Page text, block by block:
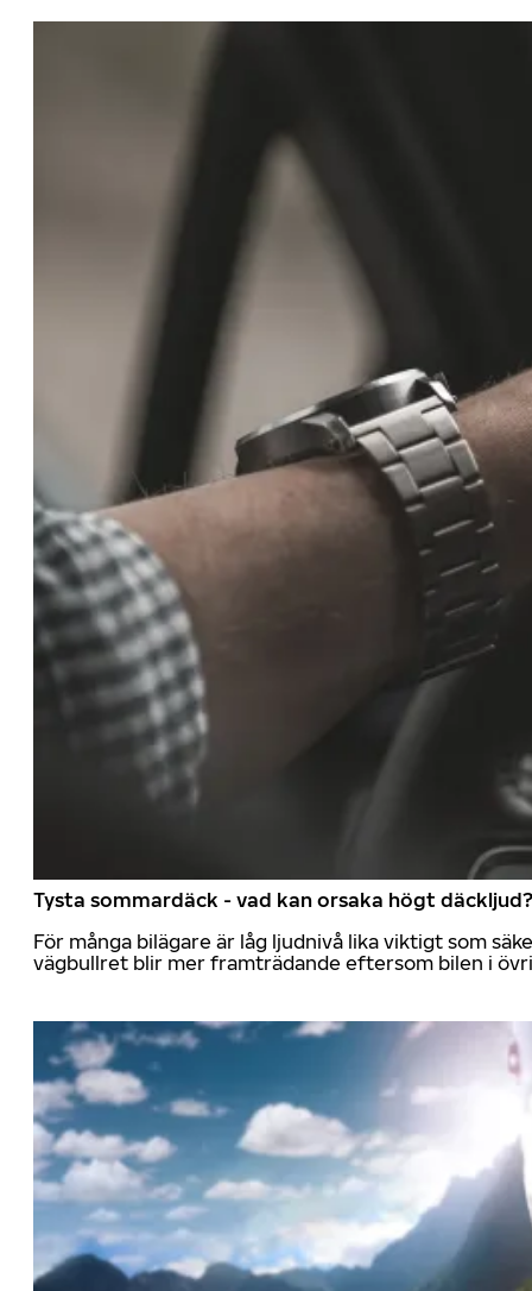
Tysta sommardäck - vad kan orsaka högt däckljud?
För många bilägare är låg ljudnivå lika viktigt som
vägbullret blir mer framträdande eftersom bilen i